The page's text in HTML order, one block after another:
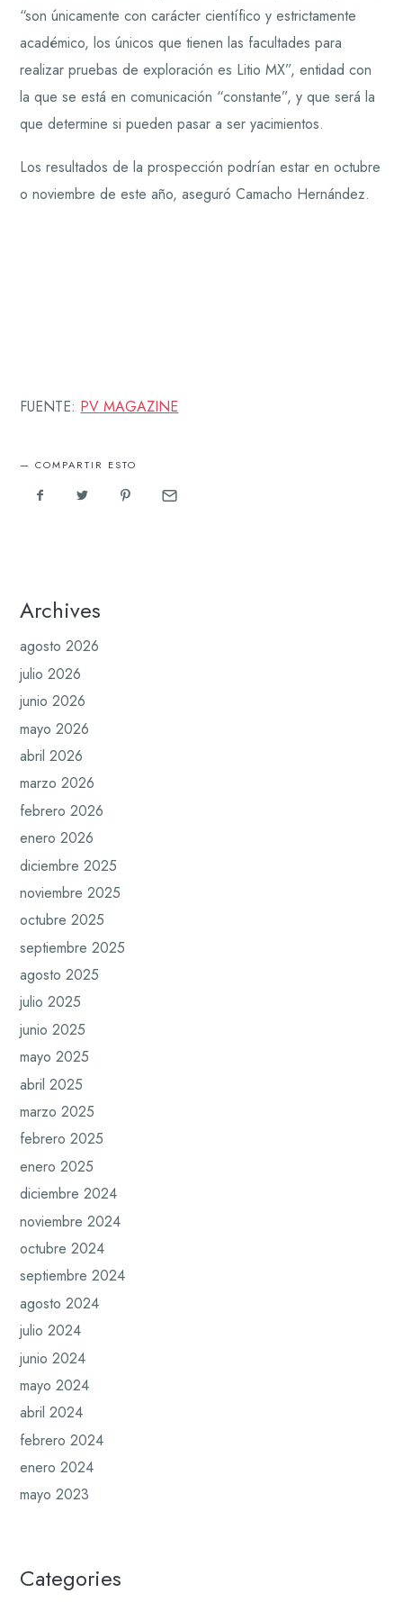
“son únicamente con carácter científico y estrictamente
académico, los únicos que tienen las facultades para
realizar pruebas de exploración es Litio MX”, entidad con
la que se está en comunicación “constante”, y que será la
que determine si pueden pasar a ser yacimientos.
Los resultados de la prospección podrían estar en octubre
o noviembre de este año, aseguró Camacho Hernández.
FUENTE: PV MAGAZINE
COMPARTIR ESTO
Archives
agosto 2026
julio 2026
junio 2026
mayo 2026
abril 2026
marzo 2026
febrero 2026
enero 2026
diciembre 2025
noviembre 2025
octubre 2025
septiembre 2025
agosto 2025
julio 2025
junio 2025
mayo 2025
abril 2025
marzo 2025
febrero 2025
enero 2025
diciembre 2024
noviembre 2024
octubre 2024
septiembre 2024
agosto 2024
julio 2024
junio 2024
mayo 2024
abril 2024
febrero 2024
enero 2024
mayo 2023
Categories